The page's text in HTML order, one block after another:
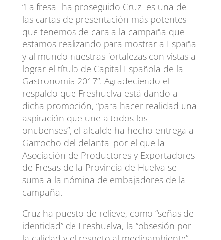
“La fresa -ha proseguido Cruz- es una de
las cartas de presentación más potentes
que tenemos de cara a la campaña que
estamos realizando para mostrar a España
y al mundo nuestras fortalezas con vistas a
lograr el título de Capital Española de la
Gastronomía 2017”. Agradeciendo el
respaldo que Freshuelva está dando a
dicha promoción, “para hacer realidad una
aspiración que une a todos los
onubenses”, el alcalde ha hecho entrega a
Garrocho del delantal por el que la
Asociación de Productores y Exportadores
de Fresas de la Provincia de Huelva se
suma a la nómina de embajadores de la
campaña.
Cruz ha puesto de relieve, como “señas de
identidad” de Freshuelva, la “obsesión por